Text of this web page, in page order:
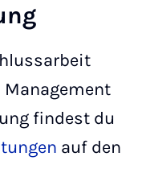
findest du
auf den